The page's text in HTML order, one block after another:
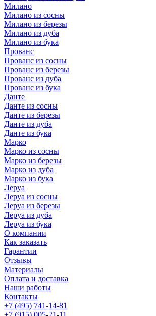
Милано
Милано из сосны
Милано из березы
Милано из дуба
Милано из бука
Прованс
Прованс из сосны
Прованс из березы
Прованс из дуба
Прованс из бука
Данте
Данте из сосны
Данте из березы
Данте из дуба
Данте из бука
Марко
Марко из сосны
Марко из березы
Марко из дуба
Марко из бука
Леруа
Леруа из сосны
Леруа из березы
Леруа из дуба
Леруа из бука
О компании
Как заказать
Гарантии
Отзывы
Материалы
Оплата и доставка
Наши работы
Контакты
+7 (495) 741-14-81